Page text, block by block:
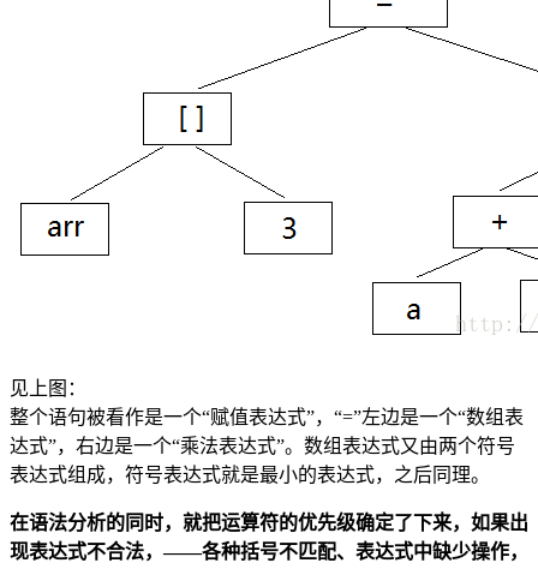
见上图：
整个语句被看作是一个“赋值表达式”，“=”左边是一个“数组表
达式”，右边是一个“乘法表达式”。数组表达式又由两个符号
表达式组成，符号表达式就是最小的表达式，之后同理。
在语法分析的同时，就把运算符的优先级确定了下来，如果出
现表达式不合法，——各种括号不匹配、表达式中缺少操作，